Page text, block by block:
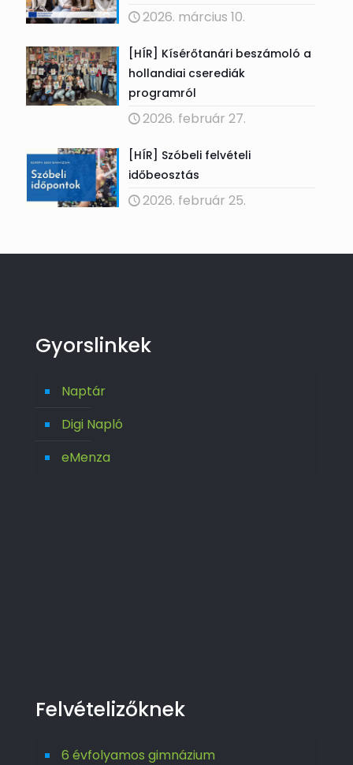
2026. március 10.
[HÍR] Kísérőtanári beszámoló a
hollandiai cserediák
programról
2026. február 27.
[HÍR] Szóbeli felvételi
időbeosztás
2026. február 25.
Gyorslinkek
Naptár
Digi Napló
eMenza
Felvételizőknek
6 évfolyamos gimnázium